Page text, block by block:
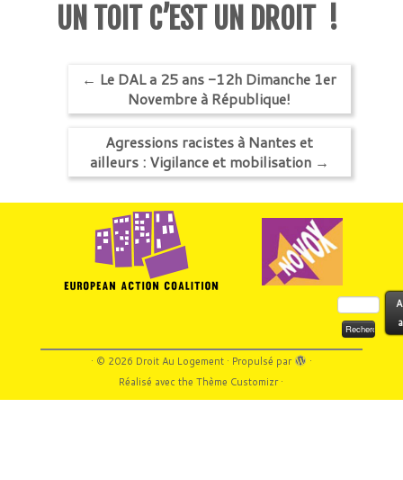
UN TOIT C’EST UN DROIT !
← Le DAL a 25 ans -12h Dimanche 1er
Novembre à République!
Agressions racistes à Nantes et
ailleurs : Vigilance et mobilisation →
Rechercher :
· © 2026 Droit Au Logement· Propulsé par
·
Réalisé avec theThème Customizr·